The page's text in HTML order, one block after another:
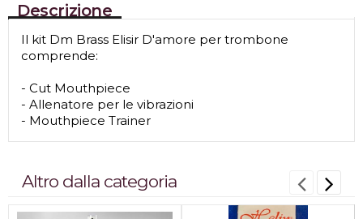
Descrizione
Il kit Dm Brass Elisir D'amore per trombone
comprende:
- Cut Mouthpiece
- Allenatore per le vibrazioni
- Mouthpiece Trainer
Altro dalla categoria